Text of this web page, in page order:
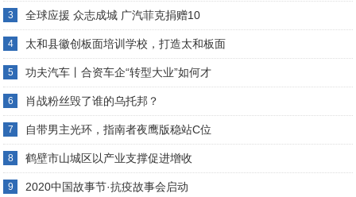
3 全球应援 众志成城 广汽菲克捐赠10
4 太和县徽创板面培训学校，打造太和板面
5 功夫汽车丨合资车企“转型大业”如何才
6 肖战粉丝毁了谁的乌托邦？
7 自带男主光环，指南者夜鹰版稳站C位
8 鹤壁市山城区以产业支撑促进增收
9 2020中国故事节·抗疫故事会启动